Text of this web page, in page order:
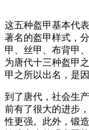
这五种盔甲基本代
著名的盔甲样式，
甲、丝甲、布背甲
为唐代十三种盔甲
甲之所以出名，是
到了唐代，社会生
前有了很大的进步
性更强。此外，锻